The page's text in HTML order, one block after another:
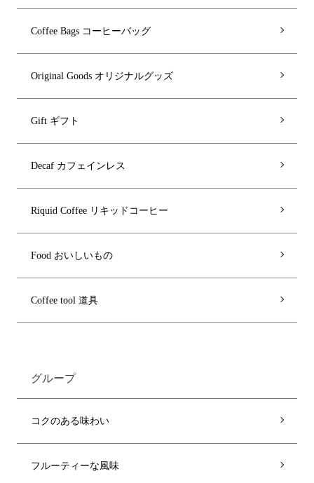
Coffee Bags コーヒーバッグ
Original Goods オリジナルグッズ
Gift ギフト
Decaf カフェインレス
Riquid Coffee リキッドコーヒー
Food おいしいもの
Coffee tool 道具
グループ
コクのある味わい
フルーティーな風味